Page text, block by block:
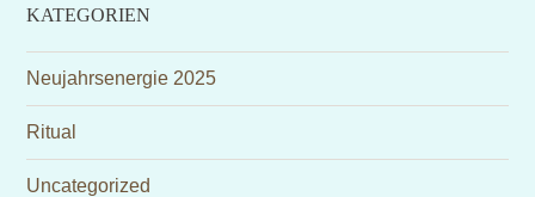
KATEGORIEN
Neujahrsenergie 2025
Ritual
Uncategorized